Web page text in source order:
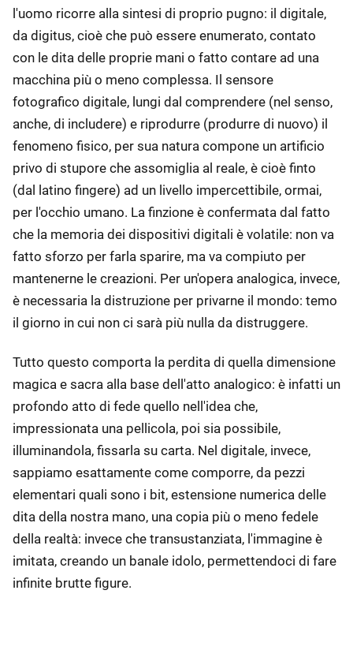
l'uomo ricorre alla sintesi di proprio pugno: il digitale,
da digitus, cioè che può essere enumerato, contato
con le dita delle proprie mani o fatto contare ad una
macchina più o meno complessa. Il sensore
fotografico digitale, lungi dal comprendere (nel senso,
anche, di includere) e riprodurre (produrre di nuovo) il
fenomeno fisico, per sua natura compone un artificio
privo di stupore che assomiglia al reale, è cioè finto
(dal latino fingere) ad un livello impercettibile, ormai,
per l'occhio umano. La finzione è confermata dal fatto
che la memoria dei dispositivi digitali è volatile: non va
fatto sforzo per farla sparire, ma va compiuto per
mantenerne le creazioni. Per un'opera analogica, invece,
è necessaria la distruzione per privarne il mondo: temo
il giorno in cui non ci sarà più nulla da distruggere.
Tutto questo comporta la perdita di quella dimensione
magica e sacra alla base dell'atto analogico: è infatti un
profondo atto di fede quello nell'idea che,
impressionata una pellicola, poi sia possibile,
illuminandola, fissarla su carta. Nel digitale, invece,
sappiamo esattamente come comporre, da pezzi
elementari quali sono i bit, estensione numerica delle
dita della nostra mano, una copia più o meno fedele
della realtà: invece che transustanziata, l'immagine è
imitata, creando un banale idolo, permettendoci di fare
infinite brutte figure.